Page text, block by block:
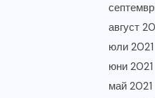
август
юли 2021
юни 2021
май 2021